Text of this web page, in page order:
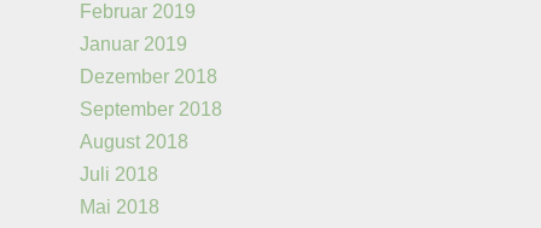
Februar 2019
Januar 2019
Dezember 2018
September 2018
August 2018
Juli 2018
Mai 2018